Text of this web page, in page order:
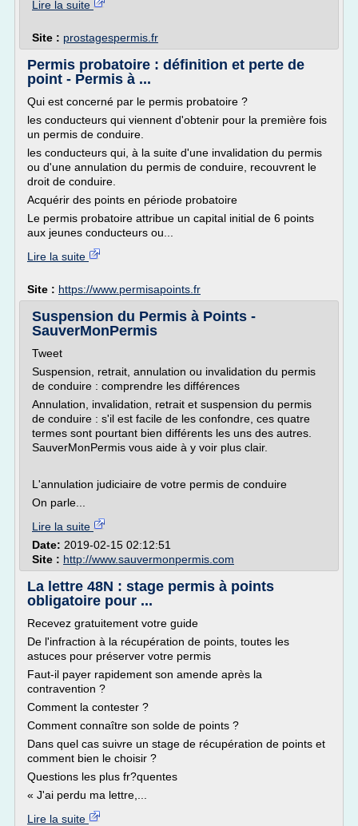
Lire la suite
Site : prostagespermis.fr
Permis probatoire : définition et perte de
point - Permis à ...
Qui est concerné par le permis probatoire ?
les conducteurs qui viennent d'obtenir pour la première fois
un permis de conduire.
les conducteurs qui, à la suite d'une invalidation du permis
ou d'une annulation du permis de conduire, recouvrent le
droit de conduire.
Acquérir des points en période probatoire
Le permis probatoire attribue un capital initial de 6 points
aux jeunes conducteurs ou...
Lire la suite
Site : https://www.permisapoints.fr
Suspension du Permis à Points -
SauverMonPermis
Tweet
Suspension, retrait, annulation ou invalidation du permis
de conduire : comprendre les différences
Annulation, invalidation, retrait et suspension du permis
de conduire : s'il est facile de les confondre, ces quatre
termes sont pourtant bien différents les uns des autres.
SauverMonPermis vous aide à y voir plus clair.
L'annulation judiciaire de votre permis de conduire
On parle...
Lire la suite
Date: 2019-02-15 02:12:51
Site : http://www.sauvermonpermis.com
La lettre 48N : stage permis à points
obligatoire pour ...
Recevez gratuitement votre guide
De l'infraction à la récupération de points, toutes les
astuces pour préserver votre permis
Faut-il payer rapidement son amende après la
contravention ?
Comment la contester ?
Comment connaître son solde de points ?
Dans quel cas suivre un stage de récupération de points et
comment bien le choisir ?
Questions les plus fr?quentes
« J'ai perdu ma lettre,...
Lire la suite